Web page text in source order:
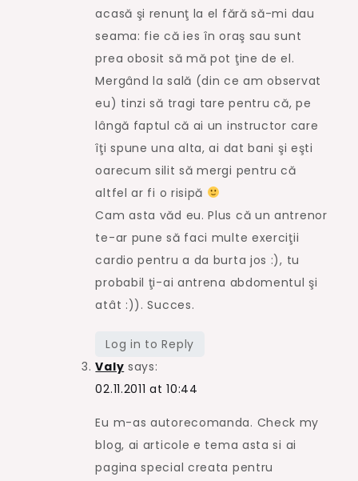
acasă şi renunţ la el fără să-mi dau
seama: fie că ies în oraş sau sunt
prea obosit să mă pot ţine de el.
Mergând la sală (din ce am observat
eu) tinzi să tragi tare pentru că, pe
lângă faptul că ai un instructor care
îţi spune una alta, ai dat bani şi eşti
oarecum silit să mergi pentru că
altfel ar fi o risipă
Cam asta văd eu. Plus că un antrenor
te-ar pune să faci multe exerciţii
cardio pentru a da burta jos :), tu
probabil ţi-ai antrena abdomentul şi
atât :)). Succes.
Log in to Reply
Valy says:
02.11.2011 at 10:44
Eu m-as autorecomanda. Check my
blog, ai articole e tema asta si ai
pagina special creata pentru